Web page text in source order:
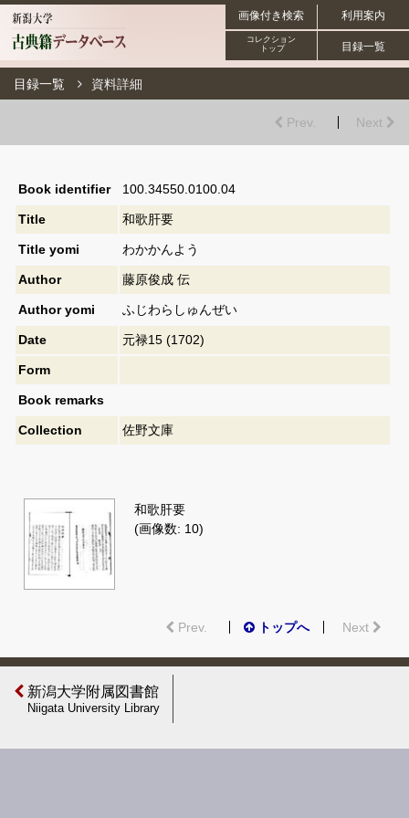
利用案内
画像付き検索
目録一覧
コレクション
トップ
目録一覧 資料詳細
Prev. Next
Book identifier 100.34550.0100.04
Title 和歌肝要
Title yomi わかかんよう
Author 藤原俊成 伝
Author yomi ふじわらしゅんぜい
Date 元禄15 (1702)
Form
Book remarks
Collection 佐野文庫
和歌肝要
(画像数: 10)
Prev. トップへ Next
新潟大学附属図書館
Niigata University Library